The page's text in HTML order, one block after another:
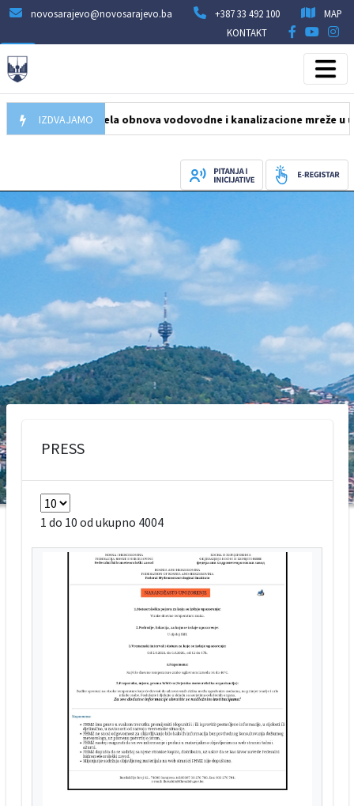
novosarajevo@novosarajevo.ba +387 33 492 100
MAP
KONTAKT
IZDVAJAMO
Počela obnova vodovodne i kanalizacione mreže u ulici Humska
PRESS
1 do 10 od ukupno 4004